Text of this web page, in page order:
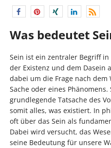
Was bedeutet
Sein ist ein zentraler Begriff
der Existenz und dem Dasein
dabei um die Frage nach dem
Sache oder eines
grundlegende Tatsache des
somit alles, was existiert. In
oft über das Sein als
Dabei wird versucht, das
seine Bedeutung für unsere